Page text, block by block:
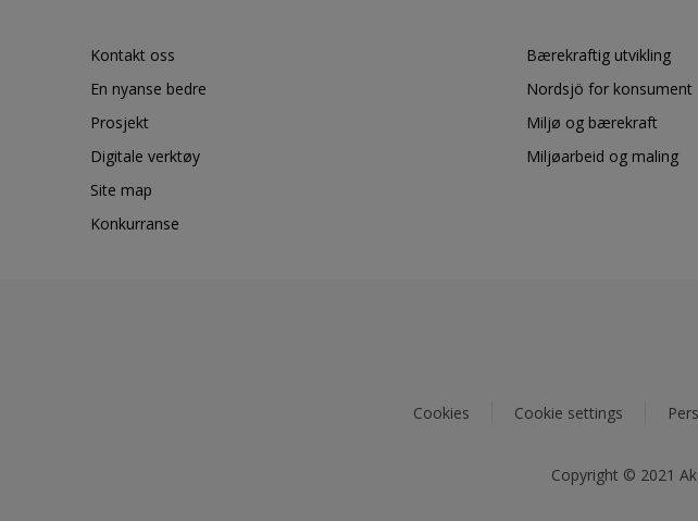
Kontakt oss
En nyanse bedre
Prosjekt
Digitale verktøy
Site map
Konkurranse
Bærekraftig utvikling
Nordsjö for konsument
Miljø og bærekraft
Miljøarbeid og maling
Cookies Cookie settings
Copyright © 2021